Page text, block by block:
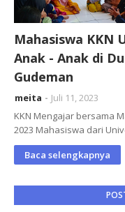
Mahasiswa KKN
Anak - Anak di
Gudeman
meita
Juli 11, 2023
KKN Mengajar bersama
2023 Mahasiswa dari
Baca selengkapnya